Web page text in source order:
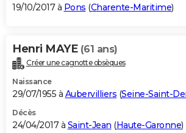
19/10/2017 à Pons (Charente-Maritime)
Henri MAYE (61 ans)
Créer une cagnotte obsèques
Naissance
29/07/1955 à Aubervilliers (Seine-Saint-
Décès
24/04/2017 à Saint-Jean (Haute-Garonne)